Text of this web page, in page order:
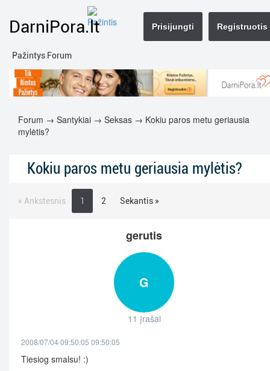
DarniPora.lt
Pažintys Forum
Registruotis
Prisijungti
Forum → Santykiai → Seksas → Kokiu paros metu geriausia
mylėtis?
Kokiu paros metu geriausia mylėtis?
« Ankstesnis 1 2 Sekantis »
gerutis
G
11 įrašai
2008/07/04 09:50:05 09:50:05
Tiesiog smalsu! :)